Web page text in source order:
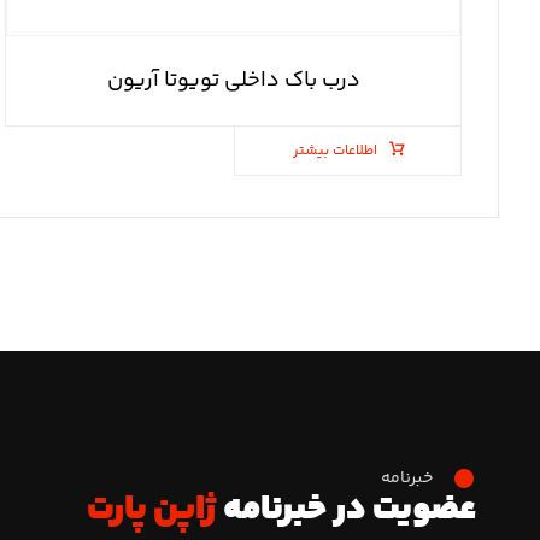
درب باک داخلی تویوتا آریون
اطلاعات بیشتر
خبرنامه
عضویت در خبرنامهژاپن پارت